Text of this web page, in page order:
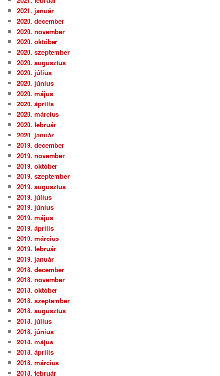
2021. január
2020. december
2020. november
2020. október
2020. szeptember
2020. augusztus
2020. július
2020. június
2020. május
2020. április
2020. március
2020. február
2020. január
2019. december
2019. november
2019. október
2019. szeptember
2019. augusztus
2019. július
2019. június
2019. május
2019. április
2019. március
2019. február
2019. január
2018. december
2018. november
2018. október
2018. szeptember
2018. augusztus
2018. július
2018. június
2018. május
2018. április
2018. március
2018. február